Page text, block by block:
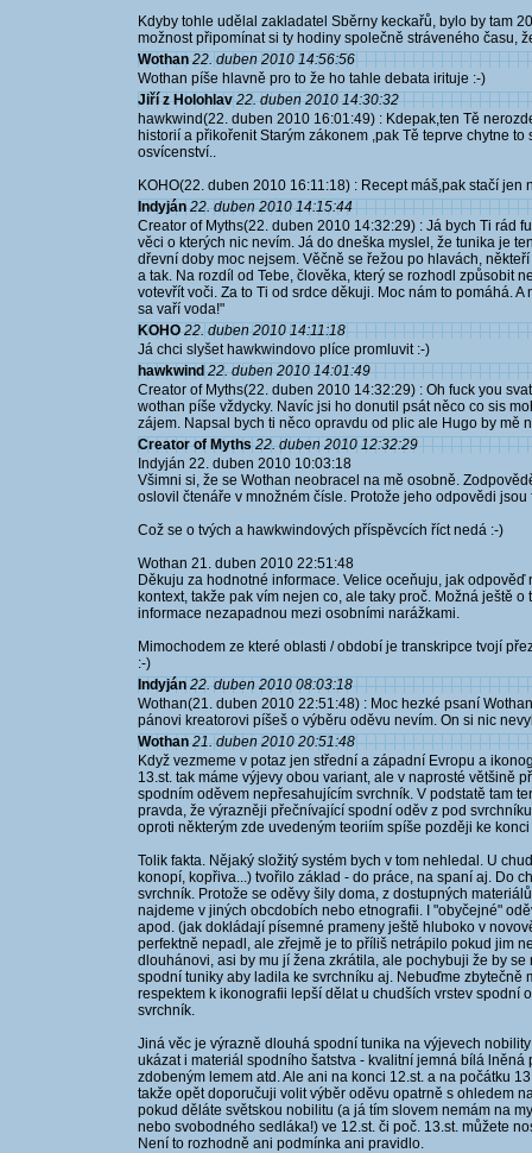
Kdyby tohle udělal zakladatel Sběrny keckařů, bylo by tam
možnost připomínat si ty hodiny společně stráveného času,
Wothan 22. duben 2010 14:56:56
Wothan píše hlavně pro to že ho tahle debata irituje :-)
Jiří z Holohlav 22. duben 2010 14:30:32
hawkwind(22. duben 2010 16:01:49) : Kdepak,ten Tě
historií a přikořenit Starým zákonem ,pak Tě teprve chytne
osvícenství..
KOHO(22. duben 2010 16:11:18) : Recept máš,pak stačí
Indyján 22. duben 2010 14:15:44
Creator of Myths(22. duben 2010 14:32:29) : Já bych Ti rád
věci o kterých nic nevím. Já do dneška myslel, že tunika je
dřevní doby moc nejsem. Věčně se řežou po hlavách,
a tak. Na rozdíl od Tebe, člověka, který se rozhodl způsobit
votevřít voči. Za to Ti od srdce děkuji. Moc nám to pomáhá.
sa vaří voda!"
KOHO 22. duben 2010 14:11:18
Já chci slyšet hawkwindovo plíce promluvit :-)
hawkwind 22. duben 2010 14:01:49
Creator of Myths(22. duben 2010 14:32:29) : Oh fuck you
wothan píše vždycky. Navíc jsi ho donutil psát něco co sis
zájem. Napsal bych ti něco opravdu od plic ale Hugo by mě
Creator of Myths 22. duben 2010 12:32:29
Indyján 22. duben 2010 10:03:18
Všimni si, že se Wothan neobracel na mě osobně.
oslovil čtenáře v množném čísle. Protože jeho odpovědi
Což se o tvých a hawkwindových příspěvcích říct nedá :-)
Wothan 21. duben 2010 22:51:48
Děkuju za hodnotné informace. Velice oceňuju, jak
kontext, takže pak vím nejen co, ale taky proč. Možná ještě
informace nezapadnou mezi osobními narážkami.
Mimochodem ze které oblasti / období je transkripce tvojí
:-)
Indyján 22. duben 2010 08:03:18
Wothan(21. duben 2010 22:51:48) : Moc hezké psaní
pánovi kreatorovi píšeš o výběru oděvu nevím. On si nic
Wothan 21. duben 2010 20:51:48
Když vezmeme v potaz jen střední a západní Evropu a
13.st. tak máme výjevy obou variant, ale v naprosté většině
spodním oděvem nepřesahujícím svrchník. V podstatě tam
pravda, že výrazněji přečnívající spodní oděv z pod
oproti některým zde uvedeným teoriím spíše později ke
Tolik fakta. Nějaký složitý systém bych v tom nehledal. U
konopí, kopřiva...) tvořilo základ - do práce, na spaní aj. Do
svrchník. Protože se oděvy šily doma, z dostupných
najdeme v jiných obcdobích nebo etnografii. I "obyčejné"
apod. (jak dokládají písemné prameny ještě hluboko v
perfektně nepadl, ale zřejmě je to příliš netrápilo pokud jim
dlouhánovi, asi by mu jí žena zkrátila, ale pochybuji že by
spodní tuniky aby ladila ke svrchníku aj. Nebuďme zbytečně
respektem k ikonografii lepší dělat u chudších vrstev spodní
svrchník.
Jiná věc je výrazně dlouhá spodní tunika na výjevech
ukázat i materiál spodního šatstva - kvalitní jemná bílá
zdobeným lemem atd. Ale ani na konci 12.st. a na počátku
takže opět doporučuji volit výběr oděvu opatrně s ohledem
pokud děláte světskou nobilitu (a já tím slovem nemám na
nebo svobodného sedláka!) ve 12.st. či poč. 13.st. můžete
Není to rozhodně ani podmínka ani pravidlo.